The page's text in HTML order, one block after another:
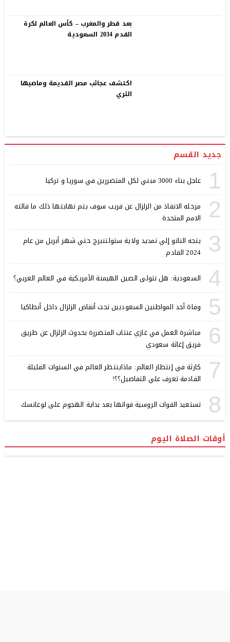
بعد قطر والمغرب – كأس العالم لكرة
القدم 2034 السعودية
اكتشف عجائب مصر القديمة وماضيها
الثري
جديد القسم
1 عاجل بناء 3000 مبني لكل المتضررين في سوريا و تركيا
2
مرحله الانقاذ من الزلزال عن قريب سوف يتم نهايتها ذلك ما قالته
الامم المتحدة
3
يتجه الناتو إلي تمديد ولاية ستولتنبرج حتي شهر أبريل من عام
2024 القادم
4 السعودية: هل تتولى الصين الهيمنة الأمريكية في العالم العربي؟
5 وفاة أحد المواطنين السعوديين تحت أنقاض الزلزال داخل أنطاكيا
6
مباشرة العمل في غازي عنتاب المتضررة بحدوث الزلزال عن طريق
فريق إغاثة سعودي
7
كارثة في إنتظار العالم: ماذاينتظر العالم في السنوات القليلة
القادمة تعرف علي التفاصيل؟؟!
8 تستعيد القوات الروسية قواتها بعد بداية الهجوم على لوغانسك
أوقات الصلاة اليوم